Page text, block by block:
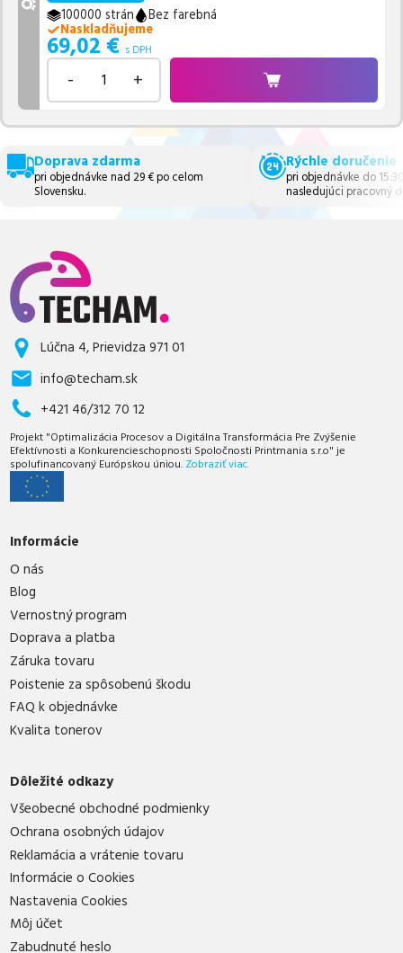
100000 strán
Bez farebná
Naskladňujeme
69,02 € s DPH
- +
Doprava zdarma
pri objednávke nad 29 € po celom
Slovensku.
Rýchle doručenie
pri objednávke do
nasledujúci pracovný
Lúčna 4, Prievidza 971 01
info@techam.sk
+421 46/312 70 12
Projekt "Optimalizácia Procesov a Digitálna Transformácia Pre Zvýšenie
Efektívnosti a Konkurencieschopnosti Spoločnosti Printmania s.r.o" je
spolufinancovaný Európskou úniou. Zobraziť viac.
Informácie
O nás
Blog
Vernostný program
Doprava a platba
Záruka tovaru
Poistenie za spôsobenú škodu
FAQ k objednávke
Kvalita tonerov
Dôležité odkazy
Všeobecné obchodné podmienky
Ochrana osobných údajov
Reklamácia a vrátenie tovaru
Informácie o Cookies
Nastavenia Cookies
Môj účet
Zabudnuté heslo